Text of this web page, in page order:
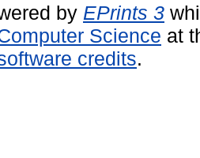
by EPrints 3
Science at
credits.